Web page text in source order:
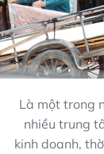
Là một trong
nhiều trung
kinh doanh,